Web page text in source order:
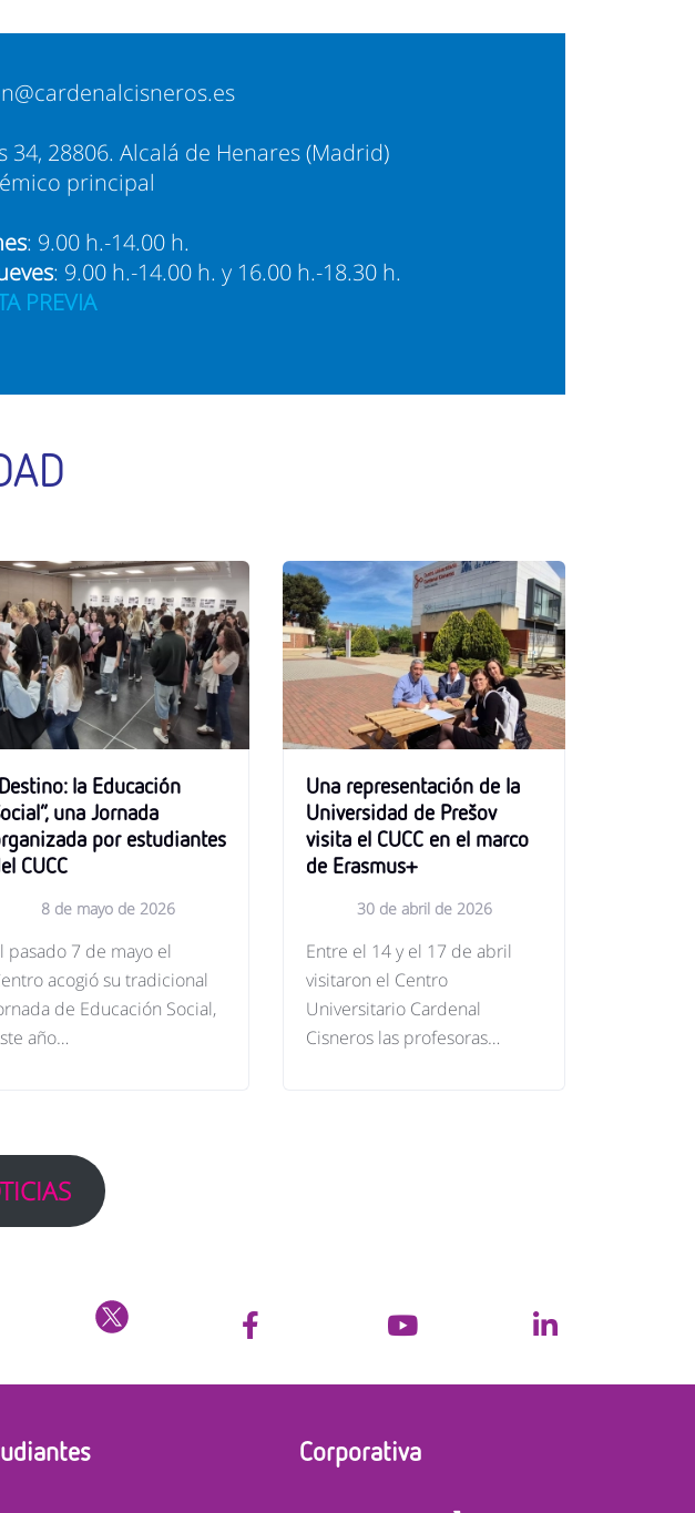
34, 28806. Alcalá de Henares (Madrid)
principal
: 9.00 h.-14.00 h.
: 9.00 h.-14.00 h. y 16.00 h.-18.30 h.
PREVIA
la Educación
una Jornada
por estudiantes
CUCC
8 de mayo de 2026
pasado 7 de mayo el
acogió su tradicional
de Educación Social,
año…
Una representación de la
Universidad de Prešov
visita el CUCC en el marco
de Erasmus+
30 de abril de 2026
Entre el 14 y el 17 de abril
visitaron el Centro
Universitario Cardenal
Cisneros las profesoras…
Corporativa